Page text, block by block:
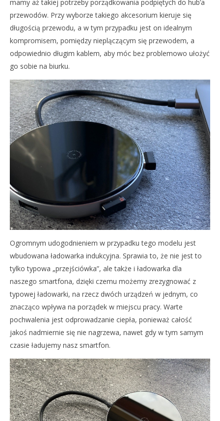
mamy aż takiej potrzeby porządkowania podpiętych do hub’a
przewodów. Przy wyborze takiego akcesorium kieruje się
długością przewodu, a w tym przypadku jest on idealnym
kompromisem, pomiędzy nieplączącym się przewodem, a
odpowiednio długim kablem, aby móc bez problemowo ułożyć
go sobie na biurku.
Ogromnym udogodnieniem w przypadku tego modelu jest
wbudowana ładowarka indukcyjna. Sprawia to, że nie jest to
tylko typowa „przejściówka”, ale także i ładowarka dla
naszego smartfona, dzięki czemu możemy zrezygnować z
typowej ładowarki, na rzecz dwóch urządzeń w jednym, co
znacząco wpływa na porządek w miejscu pracy. Warte
pochwalenia jest odprowadzanie ciepła, ponieważ całość
jakoś nadmiernie się nie nagrzewa, nawet gdy w tym samym
czasie ładujemy nasz smartfon.